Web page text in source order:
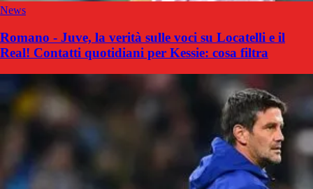
News
Romano - Juve, la verità sulle voci su Locatelli e il
Real! Contatti quotidiani per Kessie: cosa filtra